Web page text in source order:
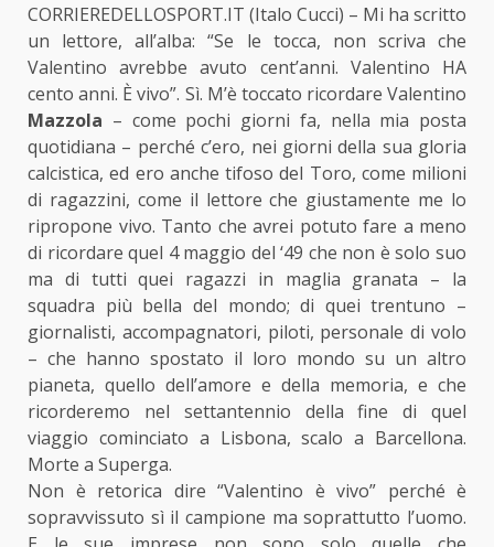
CORRIEREDELLOSPORT.IT (Italo Cucci) – Mi ha scritto
un lettore, all’alba: “Se le tocca, non scriva che
Valentino avrebbe avuto cent’anni. Valentino HA
cento anni. È vivo”. Sì. M’è toccato ricordare Valentino
Mazzola – come pochi giorni fa, nella mia posta
quotidiana – perché c’ero, nei giorni della sua gloria
calcistica, ed ero anche tifoso del Toro, come milioni
di ragazzini, come il lettore che giustamente me lo
ripropone vivo. Tanto che avrei potuto fare a meno
di ricordare quel 4 maggio del ‘49 che non è solo suo
ma di tutti quei ragazzi in maglia granata – la
squadra più bella del mondo; di quei trentuno –
giornalisti, accompagnatori, piloti, personale di volo
– che hanno spostato il loro mondo su un altro
pianeta, quello dell’amore e della memoria, e che
ricorderemo nel settantennio della fine di quel
viaggio cominciato a Lisbona, scalo a Barcellona.
Morte a Superga.
Non è retorica dire “Valentino è vivo” perché è
sopravvissuto sì il campione ma soprattutto l’uomo.